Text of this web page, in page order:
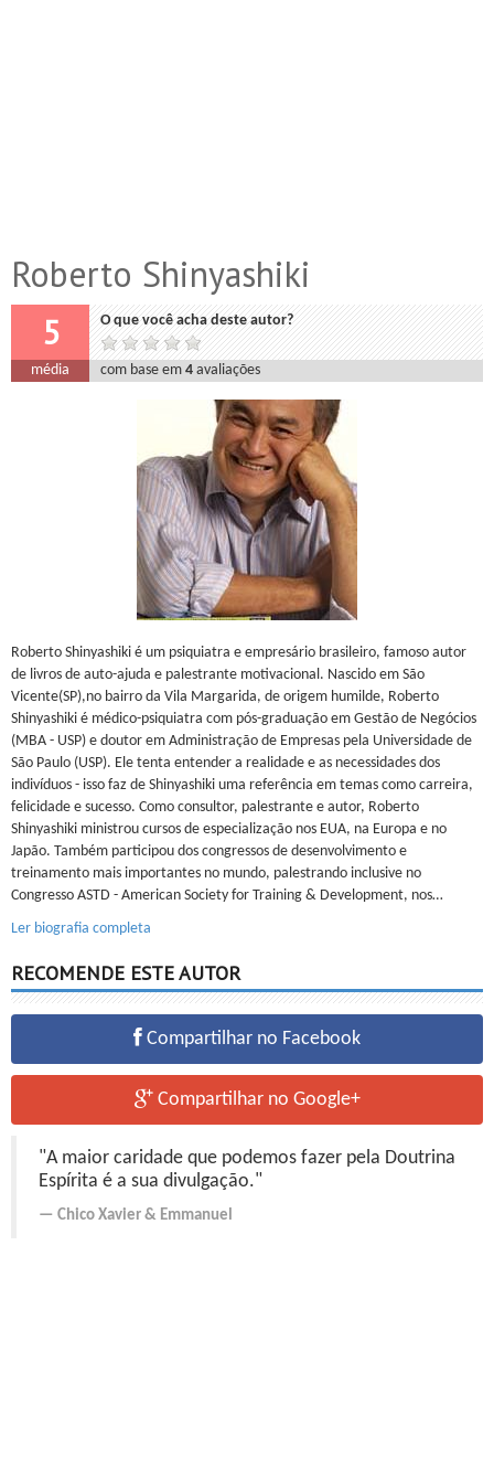
Roberto Shinyashiki
5 O que você acha deste autor?
média com base em4 avaliações
Roberto Shinyashiki é um psiquiatra e empresário brasileiro, famoso autor
de livros de auto-ajuda e palestrante motivacional. Nascido em São
Vicente(SP),no bairro da Vila Margarida, de origem humilde, Roberto
Shinyashiki é médico-psiquiatra com pós-graduação em Gestão de Negócios
(MBA - USP) e doutor em Administração de Empresas pela Universidade de
São Paulo (USP). Ele tenta entender a realidade e as necessidades dos
indivíduos - isso faz de Shinyashiki uma referência em temas como carreira,
felicidade e sucesso. Como consultor, palestrante e autor, Roberto
Shinyashiki ministrou cursos de especialização nos EUA, na Europa e no
Japão. Também participou dos congressos de desenvolvimento e
treinamento mais importantes no mundo, palestrando inclusive no
Congresso ASTD - American Society for Training & Development, nos…
Ler biografia completa
RECOMENDE ESTE AUTOR
Compartilhar no Facebook
Compartilhar no Google+
"A maior caridade que podemos fazer pela Doutrina
Espírita é a sua divulgação."
Chico Xavier & Emmanuel